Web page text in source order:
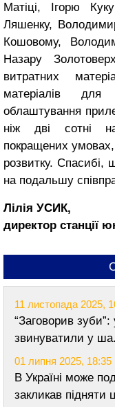
Матіці, Ігорю
Ляшенку,
Кошовому,
Назару
витратних
матеріалів для
облаштування
ніж дві сотні
покращених
розвитку. Спасибі,
на подальшу
Лілія УСИК,
директор станції
11 листопада 2025,
“Заговорив зуби”:
звинуватили у
01 липня 2025, 18:35
В Україні може
закликав підняти